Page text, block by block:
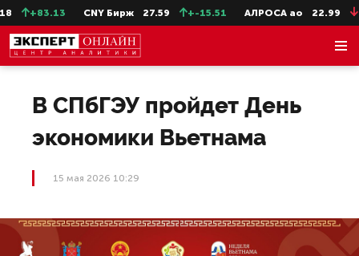
+83.13 CNY Бирж 27.59 +-15.51 АЛРОСА ао 22.99 -
В СПбГЭУ пройдет День
экономики Вьетнама
15 мая 2026 10:29